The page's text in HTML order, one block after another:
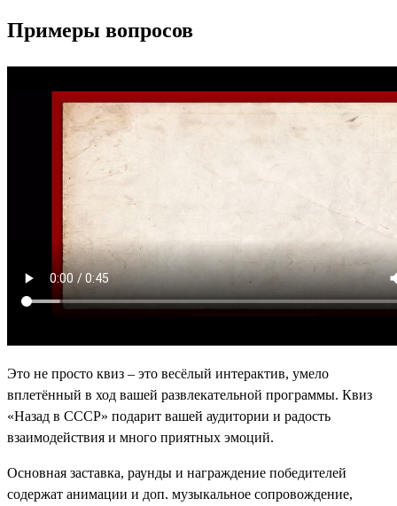
Примеры вопросов
Это не просто квиз – это весёлый интерактив, умело
вплетённый в ход вашей развлекательной программы. Квиз
«Назад в СССР» подарит вашей аудитории и радость
взаимодействия и много приятных эмоций.
Основная заставка, раунды и награждение победителей
содержат анимации и доп. музыкальное сопровождение,